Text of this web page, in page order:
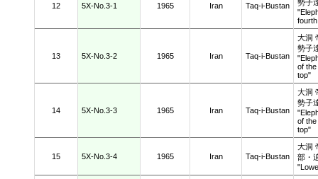
12 5X-No.3-1 1965 Iran Taq-i-Bustan
勢子
13 5X-No.3-2 1965 Iran Taq-i-Bustan
大洞
勢子
of
top"
14 5X-No.3-3 1965 Iran Taq-i-Bustan
大洞
勢子
of
top"
15 5X-No.3-4 1965 Iran Taq-i-Bustan
大洞
部・